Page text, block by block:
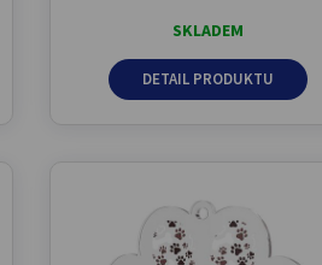
SKLADEM
DETAIL PRODUKTU